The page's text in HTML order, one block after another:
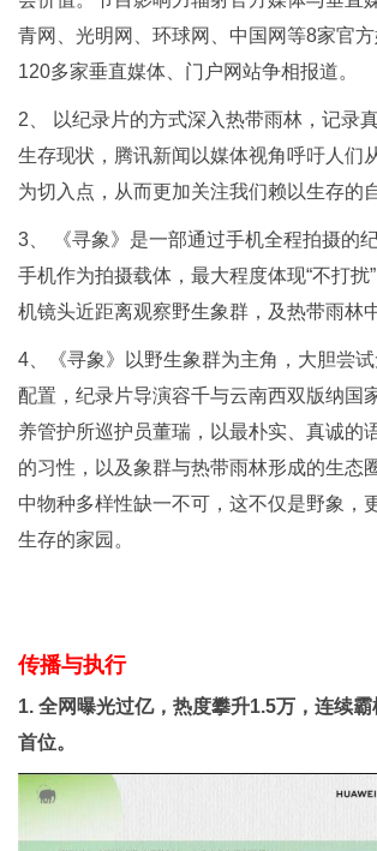
青网、光明网、环球网、中国网等8家官方
120多家垂直媒体、门户网站争相报道。
2、 以纪录片的方式深入热带雨林，记录
生存现状，腾讯新闻以媒体视角呼吁人们
为切入点，从而更加关注我们赖以生存的
3、 《寻象》是一部通过手机全程拍摄的
手机作为拍摄载体，最大程度体现“不打扰
机镜头近距离观察野生象群，及热带雨林
4、《寻象》以野生象群为主角，大胆尝
配置，纪录片导演容千与云南西双版纳国
养管护所巡护员董瑞，以最朴实、真诚的
的习性，以及象群与热带雨林形成的生态
中物种多样性缺一不可，这不仅是野象，
生存的家园。
传播与执行
1. 全网曝光过亿，热度攀升1.5万，连续
首位。